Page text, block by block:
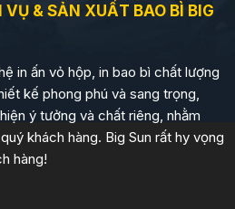
& SẢN XUẤT BAO BÌ BIG
in ấn vỏ hộp, in bao bì chất lượng
kế phong phú và sang trọng,
ý tưởng và chất riêng, nhằm
khách hàng. Big Sun rất hy vọng
hàng!